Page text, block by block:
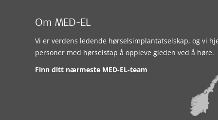
Om MED-EL
Vi er verdens ledende hørselsimplantatselskap, og vi
personer med hørselstap å oppleve gleden ved å høre.
Finn ditt nærmeste MED-EL-team